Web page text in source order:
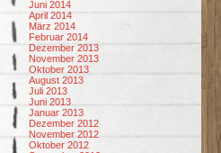
Juni 2014
April 2014
März 2014
Februar 2014
Dezember 2013
November 2013
Oktober 2013
August 2013
Juli 2013
Juni 2013
Januar 2013
Dezember 2012
November 2012
Oktober 2012